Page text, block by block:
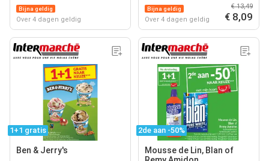
Bijna geldig
Over 4 dagen geldig
Bijna geldig
Over 4 dagen geldig
€ 13,49
€ 8,09
1+1 gratis
Ben & Jerry's
2de aan -50%
Mousse de Lin, Blan of